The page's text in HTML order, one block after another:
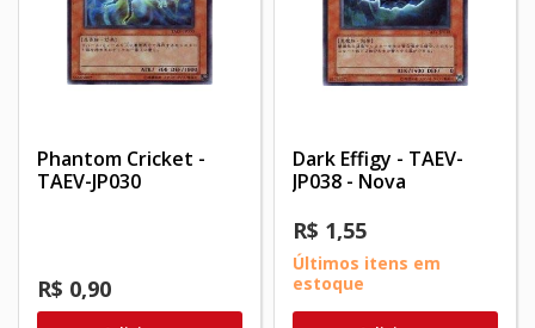
Phantom Cricket -
TAEV-JP030
R$ 0,90
Dark Effigy - TAEV-
JP038 - Nova
R$ 1,55
Últimos itens em
estoque